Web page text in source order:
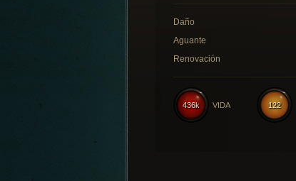
Daño
Aguante
Renovación
122
436k VIDA